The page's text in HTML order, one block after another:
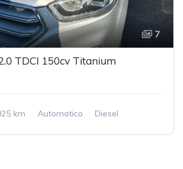
7
TDCI 150cv Titanium
km Automatico
Diesel